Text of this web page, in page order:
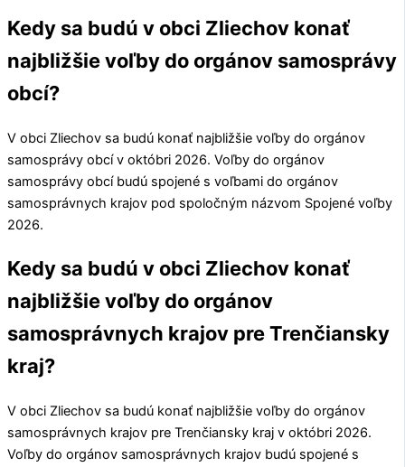
Kedy sa budú v obci Zliechov konať
najbližšie voľby do orgánov samosprávy
obcí?
V obci Zliechov sa budú konať najbližšie voľby do orgánov
samosprávy obcí v októbri 2026. Voľby do orgánov
samosprávy obcí budú spojené s voľbami do orgánov
samosprávnych krajov pod spoločným názvom Spojené voľby
2026.
Kedy sa budú v obci Zliechov konať
najbližšie voľby do orgánov
samosprávnych krajov pre Trenčiansky
kraj?
V obci Zliechov sa budú konať najbližšie voľby do orgánov
samosprávnych krajov pre Trenčiansky kraj v októbri 2026.
Voľby do orgánov samosprávnych krajov budú spojené s